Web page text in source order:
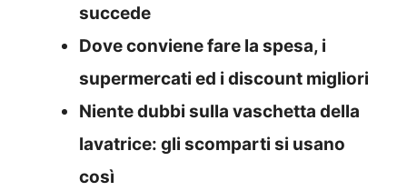
succede
Dove conviene fare la spesa, i
supermercati ed i discount migliori
Niente dubbi sulla vaschetta della
lavatrice: gli scomparti si usano
così